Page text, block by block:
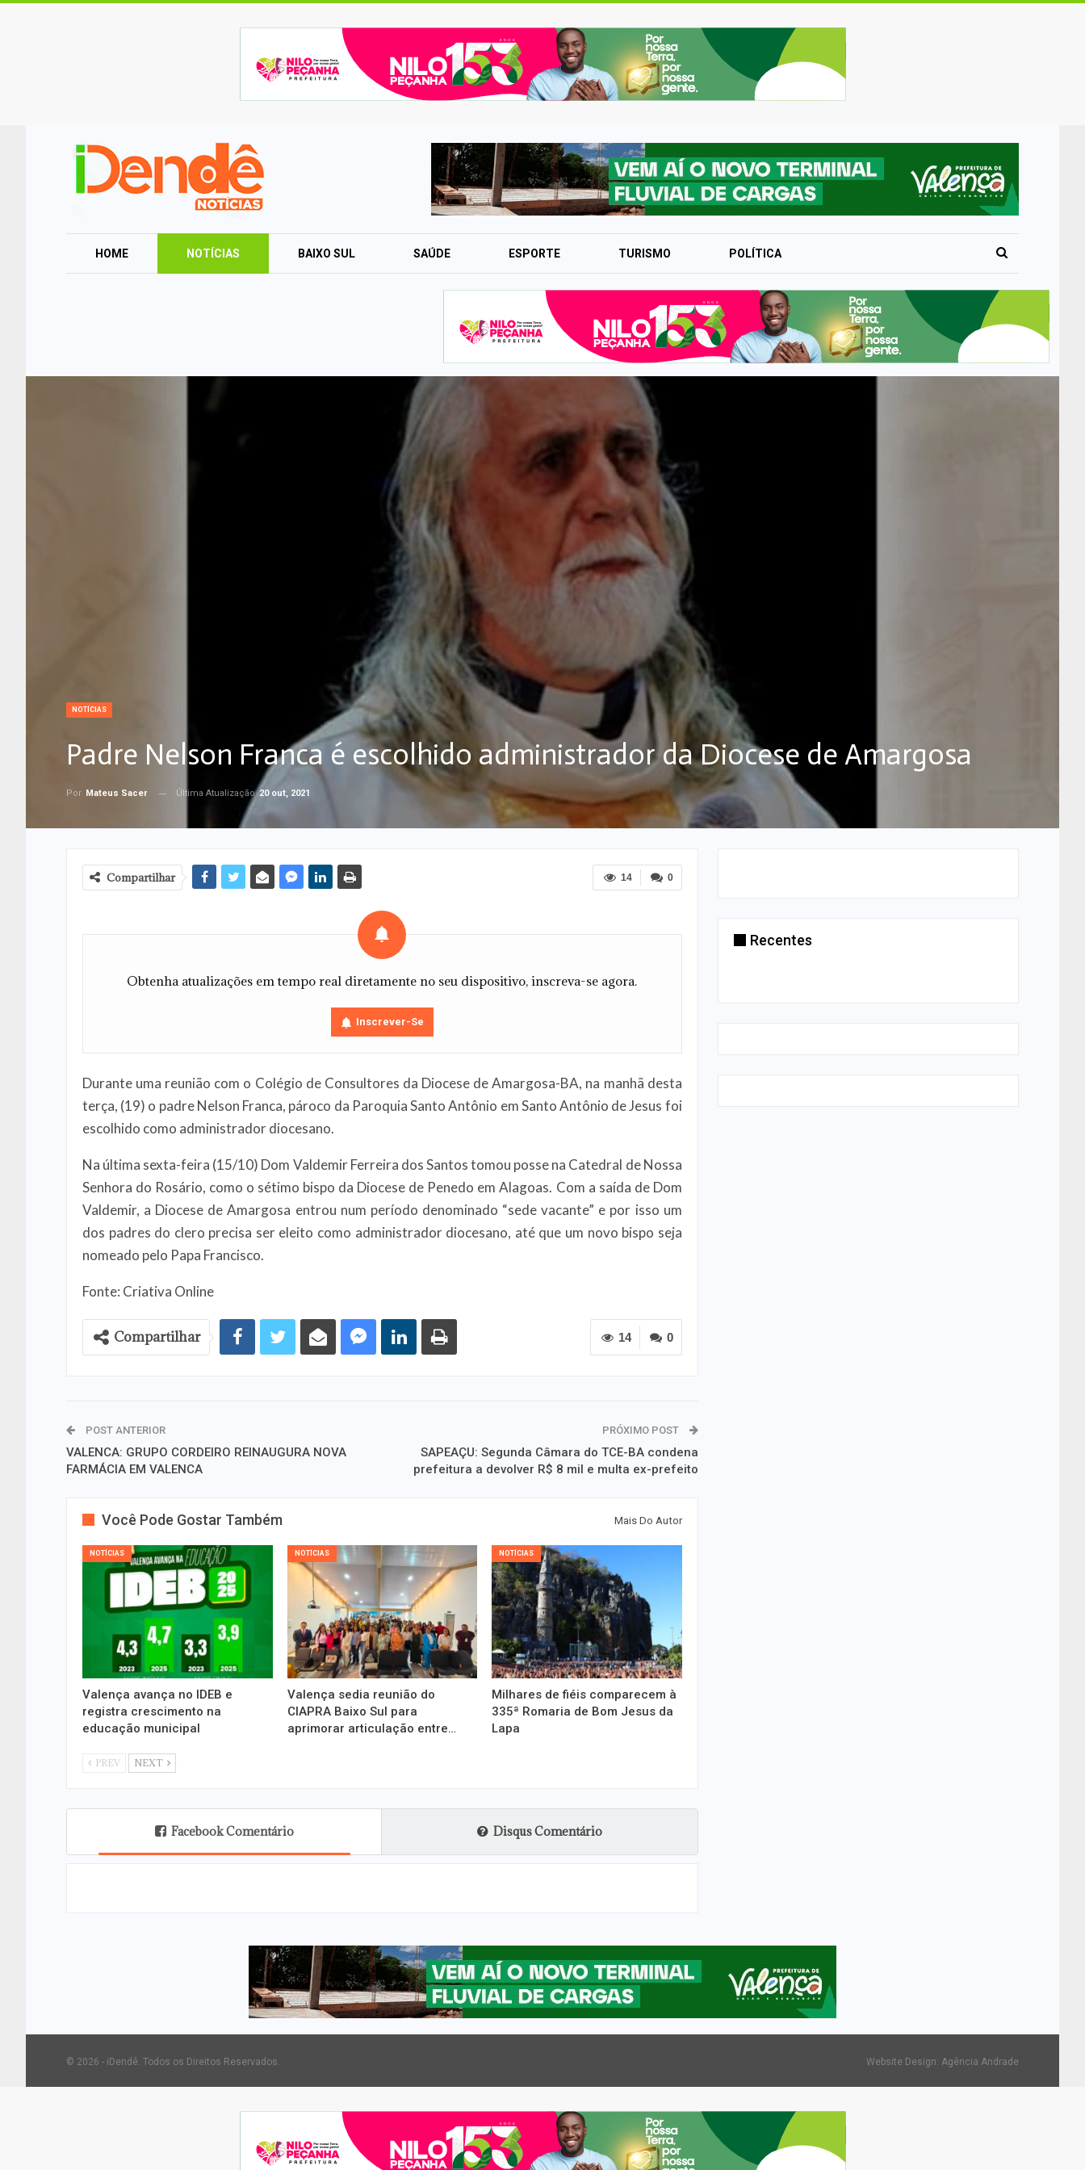
HOME NOTÍCIAS BAIXO SUL SAÚDE ESPORTE TURISMO POLÍTICA
NOTÍCIAS
Padre Nelson Franca é escolhido administrador da Diocese de Amargosa
Por Mateus Sacer Última Atualização 20 out, 2021
0
14
Compartilhar
Obtenha atualizações em tempo real diretamente no seu dispositivo, inscreva-se agora.
Inscrever-Se
Durante uma reunião com o Colégio de Consultores da Diocese de Amargosa-BA, na manhã desta
terça, (19) o padre Nelson Franca, pároco da Paroquia Santo Antônio em Santo Antônio de Jesus foi
escolhido como administrador diocesano.
Na última sexta-feira (15/10) Dom Valdemir Ferreira dos Santos tomou posse na Catedral de Nossa
Senhora do Rosário, como o sétimo bispo da Diocese de Penedo em Alagoas. Com a saída de Dom
Valdemir, a Diocese de Amargosa entrou num período denominado “sede vacante” e por isso um
dos padres do clero precisa ser eleito como administrador diocesano, até que um novo bispo seja
nomeado pelo Papa Francisco.
Fonte: Criativa Online
0
14
Compartilhar
POST ANTERIOR
VALENCA: GRUPO CORDEIRO REINAUGURA NOVA
FARMÁCIA EM VALENCA
PRÓXIMO POST
SAPEAÇU: Segunda Câmara do TCE-BA condena
prefeitura a devolver R$ 8 mil e multa ex-prefeito
Você Pode Gostar Também Mais Do Autor
NOTÍCIAS
Valença avança no IDEB e
registra crescimento na
educação municipal
NOTÍCIAS
Valença sedia reunião do
CIAPRA Baixo Sul para
aprimorar articulação entre…
NOTÍCIAS
Milhares de fiéis comparecem à
335ª Romaria de Bom Jesus da
Lapa
PREV NEXT
Facebook Comentário Disqus Comentário
Recentes
© 2026 - iDendê. Todos os Direitos Reservados. Website Design: Agência Andrade